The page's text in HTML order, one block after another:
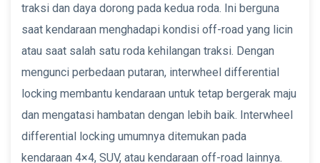
traksi dan daya dorong pada kedua roda. Ini berguna
saat kendaraan menghadapi kondisi off-road yang licin
atau saat salah satu roda kehilangan traksi. Dengan
mengunci perbedaan putaran, interwheel differential
locking membantu kendaraan untuk tetap bergerak maju
dan mengatasi hambatan dengan lebih baik. Interwheel
differential locking umumnya ditemukan pada
kendaraan 4×4, SUV, atau kendaraan off-road lainnya.